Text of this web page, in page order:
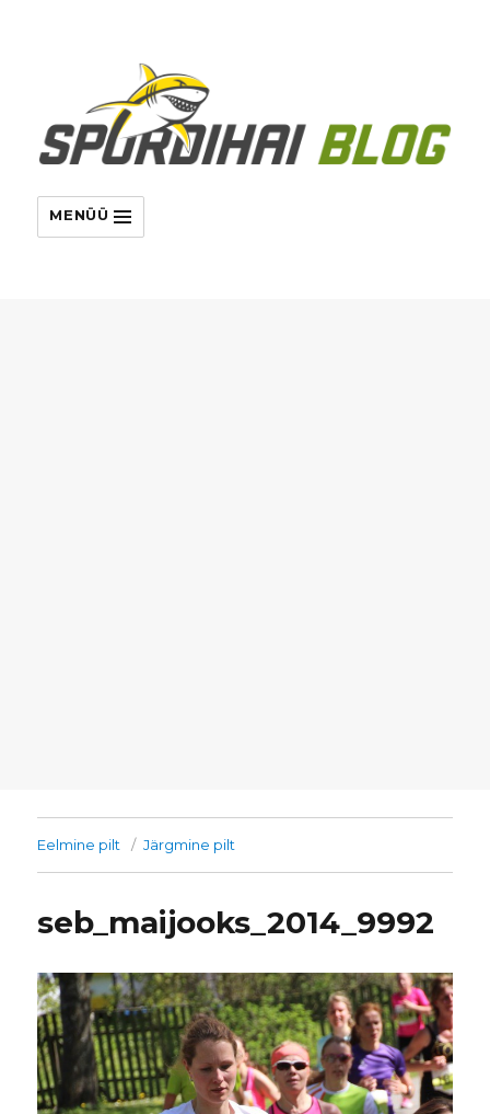
MENÜÜ
Eelmine pilt Järgmine pilt
seb_maijooks_2014_9992